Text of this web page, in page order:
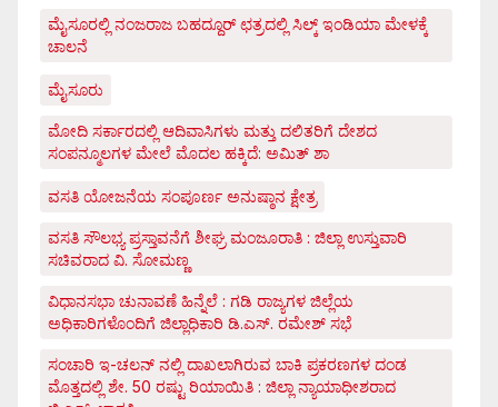
ಮೈಸೂರಲ್ಲಿ ನಂಜರಾಜ ಬಹದ್ದೂರ್ ಛತ್ರದಲ್ಲಿ ಸಿಲ್ಕ್ ಇಂಡಿಯಾ ಮೇಳಕ್ಕೆ
ಚಾಲನೆ
ಮೈಸೂರು
ಮೋದಿ ಸರ್ಕಾರದಲ್ಲಿ ಆದಿವಾಸಿಗಳು ಮತ್ತು ದಲಿತರಿಗೆ ದೇಶದ
ಸಂಪನ್ಮೂಲಗಳ ಮೇಲೆ ಮೊದಲ ಹಕ್ಕಿದೆ: ಅಮಿತ್ ಶಾ
ವಸತಿ ಯೋಜನೆಯ ಸಂಪೂರ್ಣ ಅನುಷ್ಠಾನ ಕ್ಷೇತ್ರ
ವಸತಿ ಸೌಲಭ್ಯ ಪ್ರಸ್ತಾವನೆಗೆ ಶೀಘ್ರ ಮಂಜೂರಾತಿ : ಜಿಲ್ಲಾ ಉಸ್ತುವಾರಿ
ಸಚಿವರಾದ ವಿ. ಸೋಮಣ್ಣ
ವಿಧಾನಸಭಾ ಚುನಾವಣೆ ಹಿನ್ನೆಲೆ : ಗಡಿ ರಾಜ್ಯಗಳ ಜಿಲ್ಲೆಯ
ಅಧಿಕಾರಿಗಳೊಂದಿಗೆ ಜಿಲ್ಲಾಧಿಕಾರಿ ಡಿ.ಎಸ್. ರಮೇಶ್ ಸಭೆ
ಸಂಚಾರಿ ಇ-ಚಲನ್ ನಲ್ಲಿ ದಾಖಲಾಗಿರುವ ಬಾಕಿ ಪ್ರಕರಣಗಳ ದಂಡ
ಮೊತ್ತದಲ್ಲಿ ಶೇ. 50 ರಷ್ಟು ರಿಯಾಯಿತಿ : ಜಿಲ್ಲಾ ನ್ಯಾಯಾಧೀಶರಾದ